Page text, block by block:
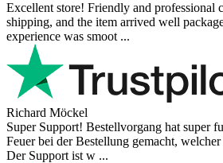
Excellent store! Friendly and professional
shipping, and the item arrived well
experience was smoot ...
Richard Möckel
Super Support! Bestellvorgang hat super
Feuer bei der Bestellung gemacht,
Der Support ist w ...